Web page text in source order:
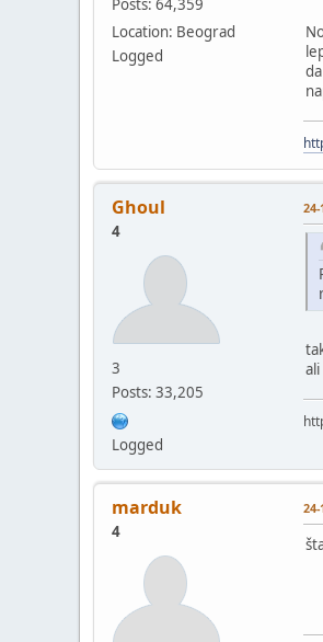
Posts: 64,359
Location: Beograd
Logged
Ghoul
4
3
Posts: 33,205
Logged
24-
marduk
4
24-